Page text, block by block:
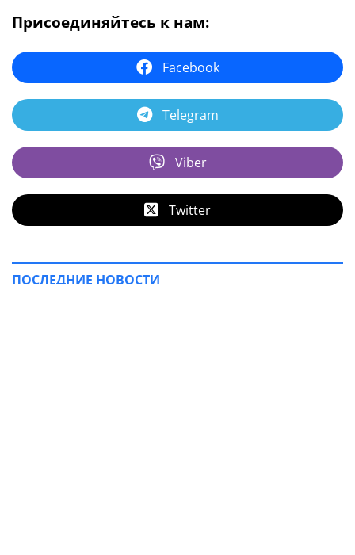
Присоединяйтесь к нам:
Facebook
Telegram
Viber
Twitter
ПОСЛЕДНИЕ НОВОСТИ